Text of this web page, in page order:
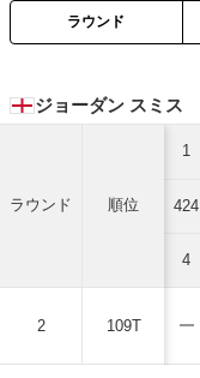
ラウンド
ジョーダン スミス
ラウンド 順位
2 109T
1
424
4